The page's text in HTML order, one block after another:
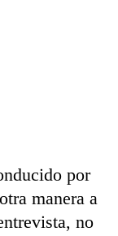
por
manera a
no